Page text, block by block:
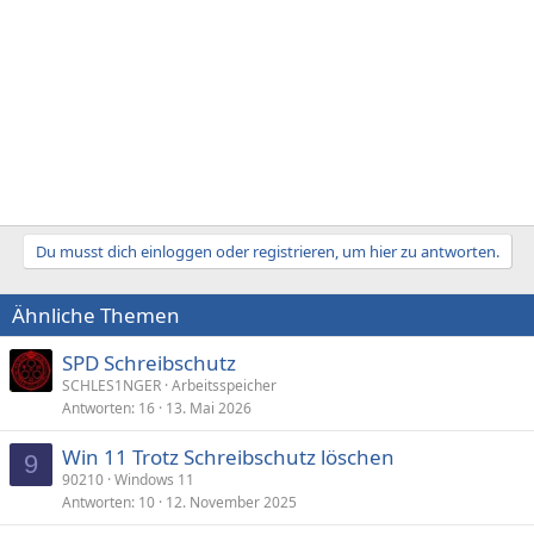
Du musst dich einloggen oder registrieren, um hier zu antworten.
Ähnliche Themen
SPD Schreibschutz
SCHLES1NGER Arbeitsspeicher
Antworten 16 13. Mai 2026
9 Win 11 Trotz Schreibschutz löschen
90210 Windows 11
Antworten 10 12. November 2025